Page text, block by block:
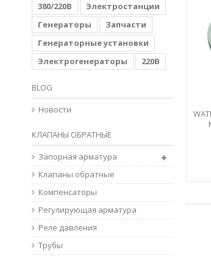
380/220В
Электростанции
Генераторы
Запчасти
Генераторные установки
Электрогенераторы
220В
BLOG
Новости
КЛАПАНЫ ОБРАТНЫЕ
Запорная арматура
Клапаны обратные
Компенсаторы
Регулирующая арматура
Реле давления
Трубы